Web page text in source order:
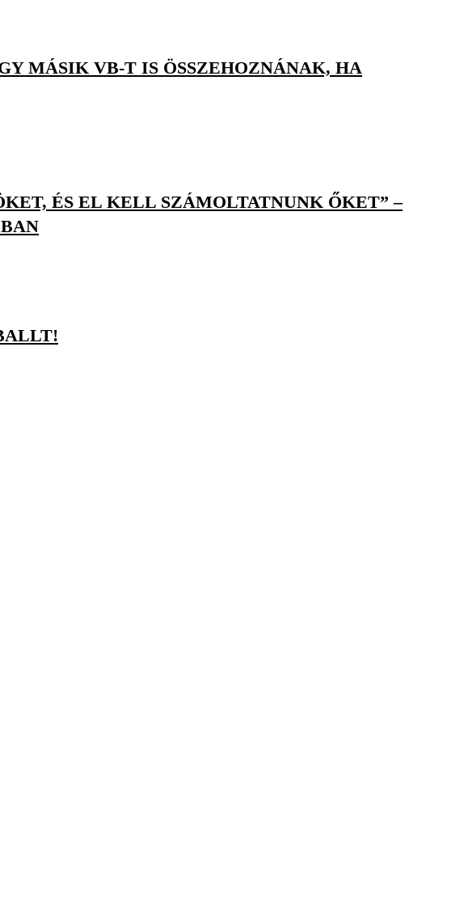
MÁSIK VB-T IS ÖSSZEHOZNÁNAK, HA
ÉS EL KELL SZÁMOLTATNUNK ŐKET” –